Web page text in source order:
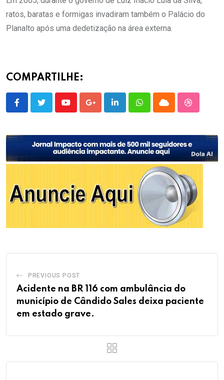
ratos, baratas e formigas invadiram também o Palácio do
Planalto após uma dedetização na área externa.
COMPARTILHE:
YoutubeGoogle+LinkedInWhatsappCloud
PREVIOUS POST
Acidente na BR 116 com ambulância do
município de Cândido Sales deixa paciente
em estado grave.